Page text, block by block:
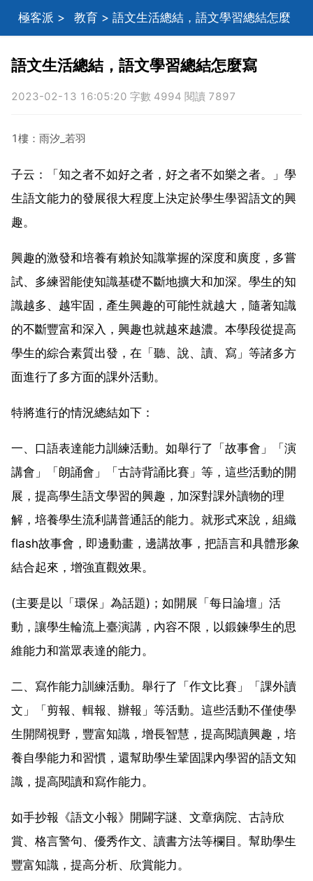
極客派 > 教育 > 語文生活總結，語文學習總結怎麼
語文生活總結，語文學習總結怎麼寫
2023-02-13 16:05:20 字數 4994 閱讀 7897
1樓：雨汐_若羽
子云：「知之者不如好之者，好之者不如樂之者。」學
生語文能力的發展很大程度上決定於學生學習語文的興
趣。
興趣的激發和培養有賴於知識掌握的深度和廣度，多嘗
試、多練習能使知識基礎不斷地擴大和加深。學生的知
識越多、越牢固，產生興趣的可能性就越大，隨著知識
的不斷豐富和深入，興趣也就越來越濃。本學段從提高
學生的綜合素質出發，在「聽、說、讀、寫」等諸多方
面進行了多方面的課外活動。
特將進行的情況總結如下：
一、口語表達能力訓練活動。如舉行了「故事會」「演
講會」「朗誦會」「古詩背誦比賽」等，這些活動的開
展，提高學生語文學習的興趣，加深對課外讀物的理
解，培養學生流利講普通話的能力。就形式來說，組織
flash故事會，即邊動畫，邊講故事，把語言和具體形象
結合起來，增強直觀效果。
(主要是以「環保」為話題)；如開展「每日論壇」活
動，讓學生輪流上臺演講，內容不限，以鍛鍊學生的思
維能力和當眾表達的能力。
二、寫作能力訓練活動。舉行了「作文比賽」「課外讀
文」「剪報、輯報、辦報」等活動。這些活動不僅使學
生開闊視野，豐富知識，增長智慧，提高閱讀興趣，培
養自學能力和習慣，還幫助學生鞏固課內學習的語文知
識，提高閱讀和寫作能力。
如手抄報《語文小報》開闢字謎、文章病院、古詩欣
賞、格言警句、優秀作文、讀書方法等欄目。幫助學生
豐富知識，提高分析、欣賞能力。